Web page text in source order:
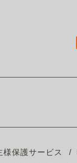
様保護サービス